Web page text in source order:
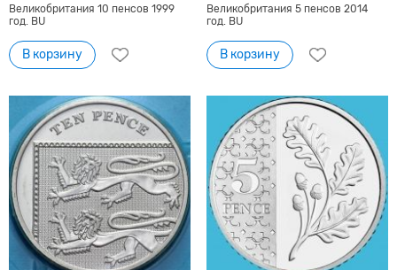
Великобритания 10 пенсов 1999
год. BU
В корзину
Великобритания 5 пенсов 2014
год. BU
В корзину